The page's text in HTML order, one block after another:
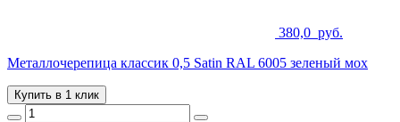
380,0 руб.
Металлочерепица классик 0,5 Satin RAL 6005 зеленый мох
Купить в 1 клик